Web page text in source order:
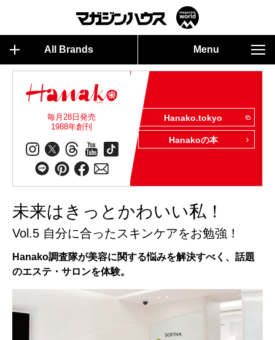
All Brands Menu
毎月28日発売
1988年創刊
Hanako.tokyo
Hanakoの本
未来はきっとかわいい私！
Vol.5 自分に合ったスキンケアをお勉強！
Hanako調査隊が美容に関する悩みを解決すべく、話題
のエステ・サロンを体験。